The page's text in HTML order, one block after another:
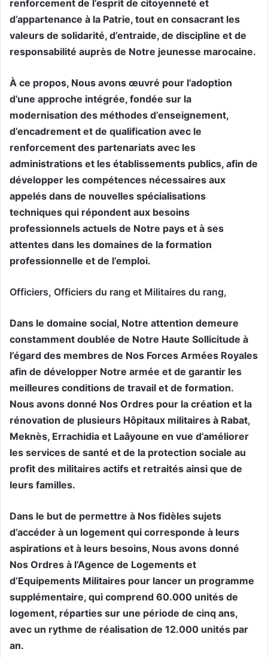
renforcement de l’esprit de citoyenneté et
d’appartenance à la Patrie, tout en consacrant les
valeurs de solidarité, d’entraide, de discipline et de
responsabilité auprès de Notre jeunesse marocaine.
À ce propos, Nous avons œuvré pour l’adoption
d’une approche intégrée, fondée sur la
modernisation des méthodes d’enseignement,
d’encadrement et de qualification avec le
renforcement des partenariats avec les
administrations et les établissements publics, afin de
développer les compétences nécessaires aux
appelés dans de nouvelles spécialisations
techniques qui répondent aux besoins
professionnels actuels de Notre pays et à ses
attentes dans les domaines de la formation
professionnelle et de l’emploi.
Officiers, Officiers du rang et Militaires du rang,
Dans le domaine social, Notre attention demeure
constamment doublée de Notre Haute Sollicitude à
l’égard des membres de Nos Forces Armées Royales
afin de développer Notre armée et de garantir les
meilleures conditions de travail et de formation.
Nous avons donné Nos Ordres pour la création et la
rénovation de plusieurs Hôpitaux militaires à Rabat,
Meknès, Errachidia et Laâyoune en vue d’améliorer
les services de santé et de la protection sociale au
profit des militaires actifs et retraités ainsi que de
leurs familles.
Dans le but de permettre à Nos fidèles sujets
d’accéder à un logement qui corresponde à leurs
aspirations et à leurs besoins, Nous avons donné
Nos Ordres à l’Agence de Logements et
d’Equipements Militaires pour lancer un programme
supplémentaire, qui comprend 60.000 unités de
logement, réparties sur une période de cinq ans,
avec un rythme de réalisation de 12.000 unités par
an.